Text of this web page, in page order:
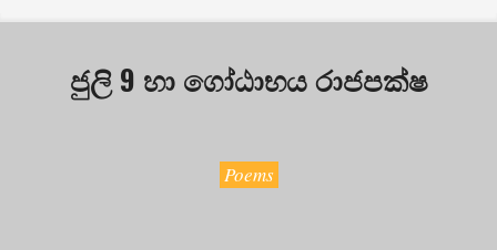
ජුලි 9 හා ගෝඨාභය රාජපක්ෂ
Poems